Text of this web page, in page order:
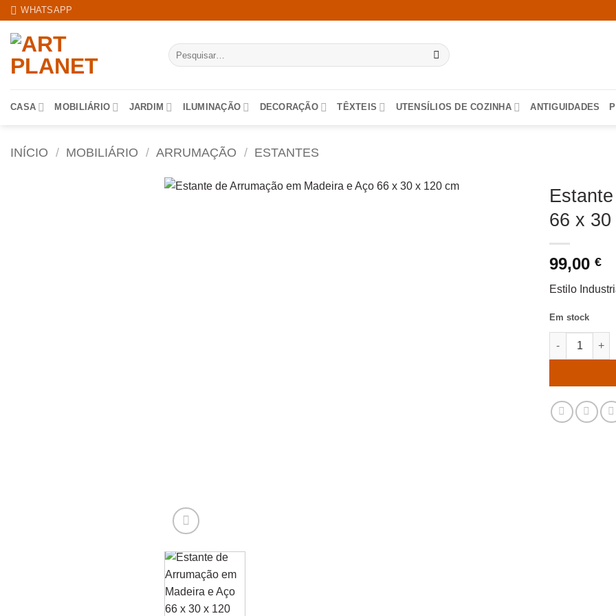
Skip
content
WHATSAPP
Pesquisar
por:
CASA MOBILIÁRIO JARDIM ILUMINAÇÃO DECORAÇÃO TÊXTEIS UTENSÍLIOS DE COZINHA ANTIGUIDADES
INÍCIO / MOBILIÁRIO / ARRUMAÇÃO / ESTANTES
66 x
99,00 €
Estilo
Em stock
Quantidade